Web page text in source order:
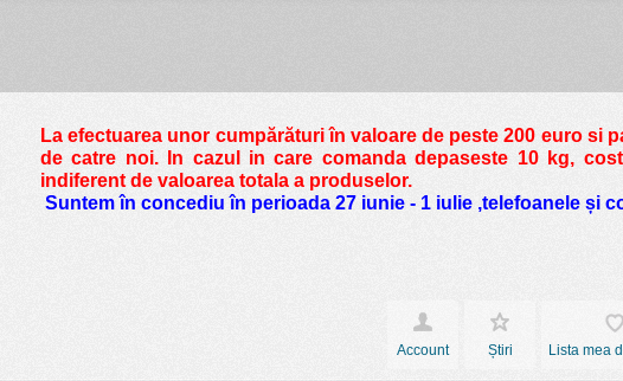
La efectuarea unor cumpărături în valoare de peste 200 euro si
de catre noi. In cazul in care comanda depaseste 10 kg,
indiferent de valoarea totala a produselor.
Suntem în concediu în perioada 27 iunie - 1 iulie ,telefoanele și
Account
Știri Lista mea